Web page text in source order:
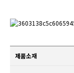
제품소재